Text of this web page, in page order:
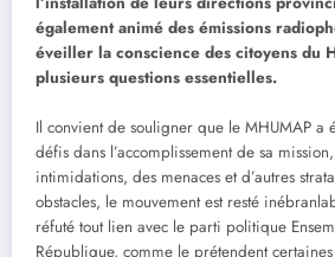
également animé des émissions
éveiller la conscience des citoyens du
plusieurs questions essentielles.
Il convient de souligner que le MHUMAP a
défis dans l’accomplissement de sa
intimidations, des menaces et d’autres
obstacles, le mouvement est resté
réfuté tout lien avec le parti politique
République, comme le prétendent